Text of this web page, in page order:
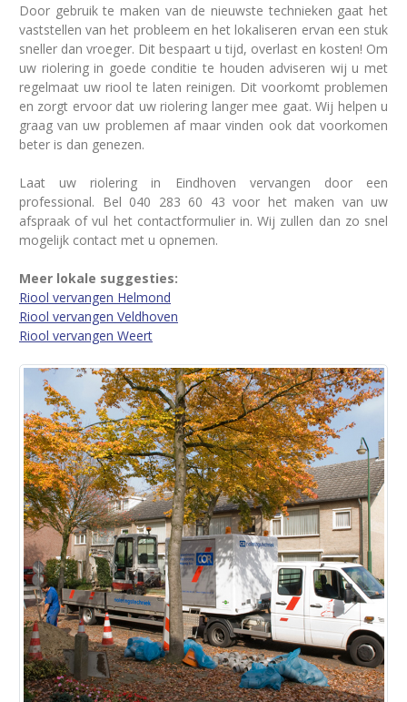
Door gebruik te maken van de nieuwste technieken gaat het
vaststellen van het probleem en het lokaliseren ervan een stuk
sneller dan vroeger. Dit bespaart u tijd, overlast en kosten! Om
uw riolering in goede conditie te houden adviseren wij u met
regelmaat uw riool te laten reinigen. Dit voorkomt problemen
en zorgt ervoor dat uw riolering langer mee gaat. Wij helpen u
graag van uw problemen af maar vinden ook dat voorkomen
beter is dan genezen.
Laat uw riolering in Eindhoven vervangen door een
professional. Bel 040 283 60 43 voor het maken van uw
afspraak of vul het contactformulier in. Wij zullen dan zo snel
mogelijk contact met u opnemen.
Meer lokale suggesties:
Riool vervangen Helmond
Riool vervangen Veldhoven
Riool vervangen Weert